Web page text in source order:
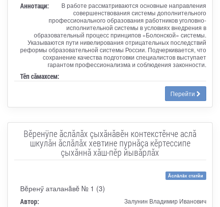
Аннотаци:
В работе рассматриваются основные направления
совершенствования системы дополнительного
профессионального образования работников уголовно-
исполнительной системы в условиях внедрения в
образовательный процесс принципов «Болонской» системы.
Указываются пути нивелирования отрицательных последствий
реформы образовательной системы России. Подчеркивается, что
сохранение качества подготовки специалистов выступает
гарантом профессионализма и соблюдения законности.
Тӗп сӑмахсем:
Перейти
Вĕренÿпе ăслăлăх çыхăнăвĕн контекстĕнче аслă
шкулăн ăслăлăх хевтине пурнăçа кĕртессипе
çыхăннă хăш-пĕр йывăрлăх
Ăслăлăх статйи
Вĕренӳ аталанăвĕ № 1 (3)
Автор: Залунин Владимир Иванович